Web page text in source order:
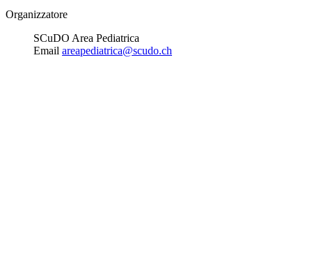
Organizzatore
SCuDO Area Pediatrica
Email areapediatrica@scudo.ch